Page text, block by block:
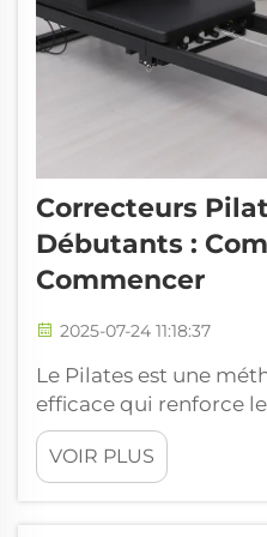
Correcteurs
Débutants :
Commencer
2025-07-24 11:18:37
Le Pilates est une
efficace qui renforce
flexibilité et accroît la
Si vous débutez,
peut rendre vos
VOIR PLUS